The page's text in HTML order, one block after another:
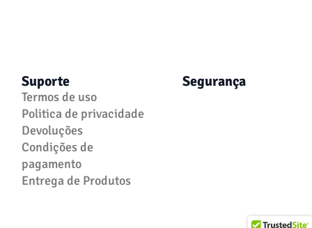
Suporte
Termos de uso
Politica de privacidade
Devoluções
Condições de
pagamento
Entrega de Produtos
Segurança